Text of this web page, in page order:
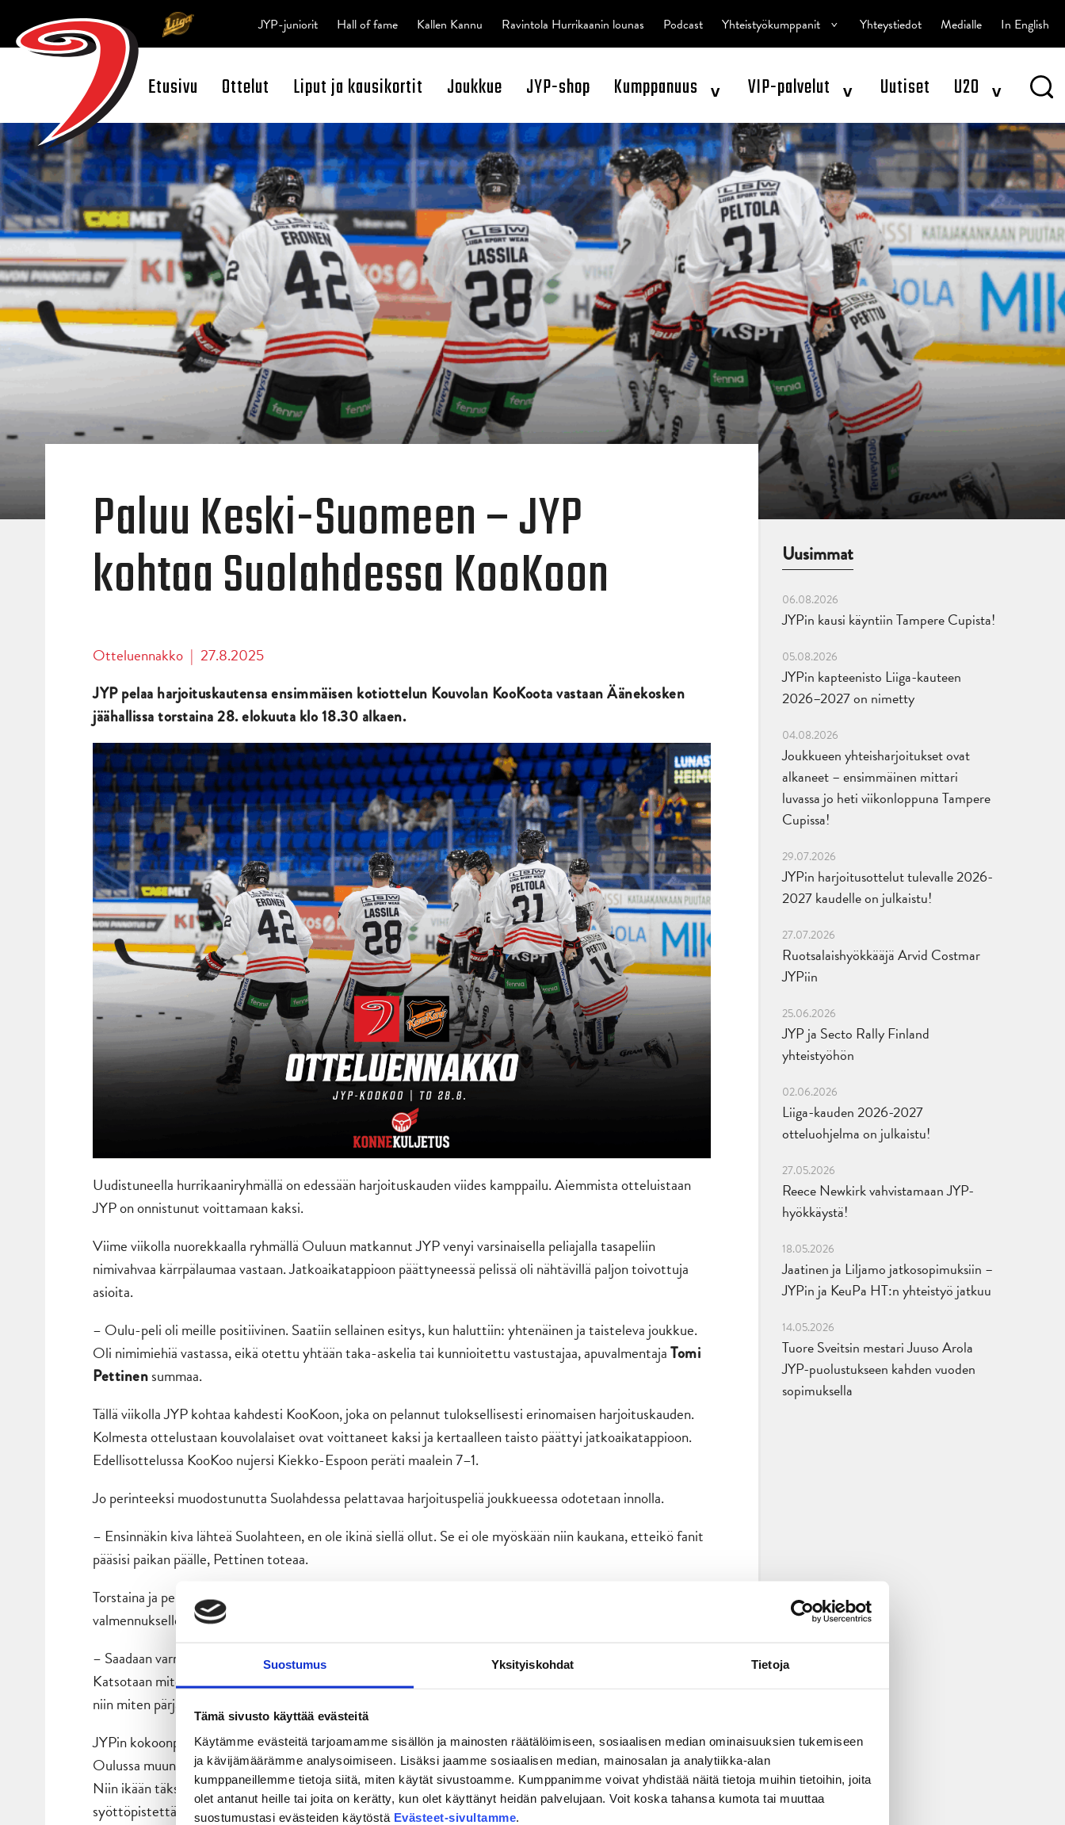
Suostumus Yksityiskohdat Tietoja
Tämä sivusto käyttää evästeitä
Käytämme evästeitä tarjoamamme sisällön ja mainosten räätälöimiseen, sosiaalisen median ominaisuuksien tukemiseen
ja kävijämäärämme analysoimiseen. Lisäksi jaamme sosiaalisen median, mainosalan ja analytiikka-alan
kumppaneillemme tietoja siitä, miten käytät sivustoamme. Kumppanimme voivat yhdistää näitä tietoja muihin tietoihin, joita
olet antanut heille tai joita on kerätty, kun olet käyttänyt heidän palvelujaan. Voit koska tahansa kumota tai muuttaa
suostumustasi evästeiden käytöstä Evästeet-sivultamme.
Open Search
Etusivu Ottelut Liput ja kausikortit Joukkue JYP-shop Kumppanuus ^ VIP-palvelut ^ Uutiset U20 ^
JYP-juniorit Hall of fame Kallen Kannu Ravintola Hurrikaanin lounas Podcast Yhteistyökumppanit ^ Yhteystiedot Medialle In English
Paluu Keski-Suomeen – JYP
kohtaa Suolahdessa KooKoon
Otteluennakko | 27.8.2025
JYP pelaa harjoituskautensa ensimmäisen kotiottelun Kouvolan KooKootavastaan Äänekosken
jäähallissa torstaina 28. elokuuta klo 18.30 alkaen.
Uudistuneella hurrikaaniryhmällä on edessään harjoituskauden viides kamppailu. Aiemmista otteluistaan
JYP on onnistunut voittamaan kaksi.
Viime viikolla nuorekkaalla ryhmällä Ouluun matkannut JYP venyi varsinaisella peliajalla tasapeliin
nimivahvaa kärrpälaumaa vastaan. Jatkoaikatappioon päättyneessä pelissä oli nähtävillä paljon toivottuja
asioita.
– Oulu-peli oli meille positiivinen. Saatiin sellainen esitys, kun haluttiin: yhtenäinen ja taisteleva joukkue.
Oli nimimiehiä vastassa, eikä otettu yhtään taka-askelia tai kunnioitettu vastustajaa, apuvalmentajaTomi
Pettinensummaa.
Tällä viikolla JYP kohtaa kahdesti KooKoon, joka on pelannut tuloksellisesti erinomaisen harjoituskauden.
Kolmesta ottelustaan kouvolalaiset ovat voittaneet kaksi ja kertaalleen taisto päättyi jatkoaikatappioon.
Edellisottelussa KooKoo nujersi Kiekko-Espoon peräti maalein 7–1.
Jo perinteeksi muodostunutta Suolahdessa pelattavaa harjoituspeliä joukkueessa odotetaan innolla.
– Ensinnäkin kiva lähteä Suolahteen, en ole ikinä siellä ollut. Se ei ole myöskään niin kaukana, etteikö fanit
pääsisi paikan päälle, Pettinen toteaa.
Torstaina ja perjantaina pelattavat tuplapelit samaa joukkuetta vastaan tarjoavat joukkueelle ja
valmennukselle hyvää treeniä kohti syyskuussa alkavaa Liiga-kautta.
– Saadaan varmaan vähän äijiä reservistä mukaan, katsotaan mikä kokoonpano on sitten otteluissa.
Katsotaan miten päästään ekaan peliin ja miten se pystytään nollaamaan. Sama vastustaja ja miniplayoffit
niin miten pärjätään toisena päivänä. Hyvää oppia saadaan ennen sarjan alkua, Pettinen huomauttaa.
JYPin kokoonpano on elänyt runsaasti harjoitusotteluissa, ja onnistumisia on tullut laajalta rintamalta.
Oulussa muun muassa tuore JYP-kasvoAlexander Trueonnistui viimeistelemään ensimmäisen osumansa.
Niin ikään täksi kaudeksi Jyväskylään siirtynyt Leevi Tukiainenkeräsi Kärppiä vastaan kaksi
syöttöpistettä, ja on kirjauttanut kolmessa ottelussa komeat neljä (2+2) tehopistettä.
Uusimmat
06.08.2026
JYPin kausi käyntiin Tampere Cupista!
05.08.2026
JYPin kapteenisto Liiga-kauteen
2026–2027 on nimetty
04.08.2026
Joukkueen yhteisharjoitukset ovat
alkaneet – ensimmäinen mittari
luvassa jo heti viikonloppuna Tampere
Cupissa!
29.07.2026
JYPin harjoitusottelut tulevalle 2026-
2027 kaudelle on julkaistu!
27.07.2026
Ruotsalaishyökkääjä Arvid Costmar
JYPiin
25.06.2026
JYP ja Secto Rally Finland
yhteistyöhön
02.06.2026
Liiga-kauden 2026-2027
otteluohjelma on julkaistu!
27.05.2026
Reece Newkirk vahvistamaan JYP-
hyökkäystä!
18.05.2026
Jaatinen ja Liljamo jatkosopimuksiin –
JYPin ja KeuPa HT:n yhteistyö jatkuu
14.05.2026
Tuore Sveitsin mestari Juuso Arola
JYP-puolustukseen kahden vuoden
sopimuksella